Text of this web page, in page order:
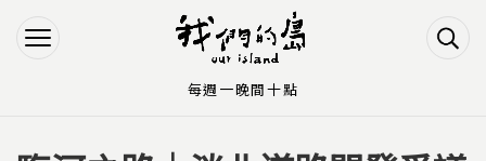
Jump to Navigation
Jump to Main content
每週一晚間十點